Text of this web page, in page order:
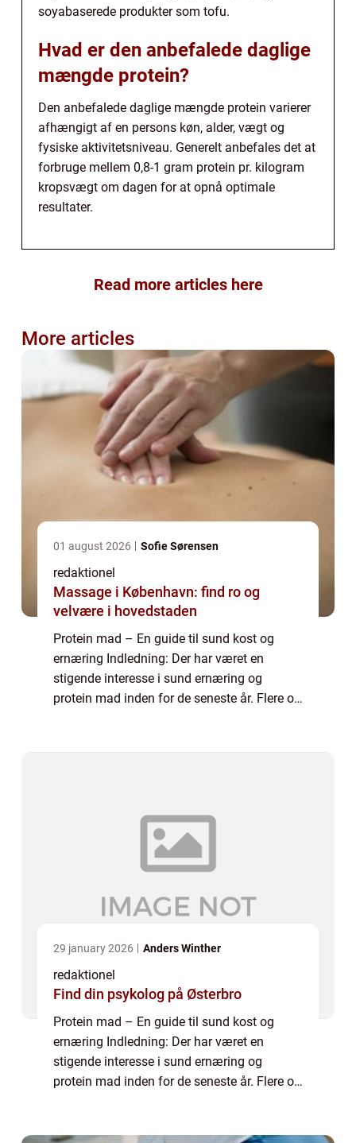
soyabaserede produkter som tofu.
Hvad er den anbefalede daglige
mængde protein?
Den anbefalede daglige mængde protein varierer
afhængigt af en persons køn, alder, vægt og
fysiske aktivitetsniveau. Generelt anbefales det at
forbruge mellem 0,8-1 gram protein pr. kilogram
kropsvægt om dagen for at opnå optimale
resultater.
Read more articles here
More articles
01 august 2026 Sofie Sørensen
redaktionel
Massage i København: find ro og
velvære i hovedstaden
Protein mad – En guide til sund kost og
ernæring Indledning: Der har været en
stigende interesse i sund ernæring og
protein mad inden for de seneste år. Flere og
29 january 2026 Anders Winther
redaktionel
Find din psykolog på Østerbro
Protein mad – En guide til sund kost og
ernæring Indledning: Der har været en
stigende interesse i sund ernæring og
protein mad inden for de seneste år. Flere og